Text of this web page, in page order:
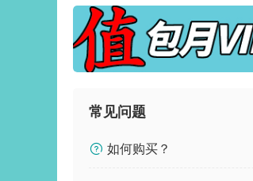
常见问题
如何购买？